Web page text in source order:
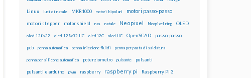
Linux luci di natale MKR1000 motori bipolari motori passo-passo
motori stepper motor shield nas natale Neopixel Neopixel ring OLED
oled 128x32 oled 128x32 IIC oled i2C oled IIC OpenSCAD passo-passo
pcb penna automatica penna iniezione fluidi penna per pasta di saldatura
penna per silicone automatica potenziometro pulsante pulsanti
pulsanti e arduino pwm raspberry raspberry pi Raspberry Pi 3